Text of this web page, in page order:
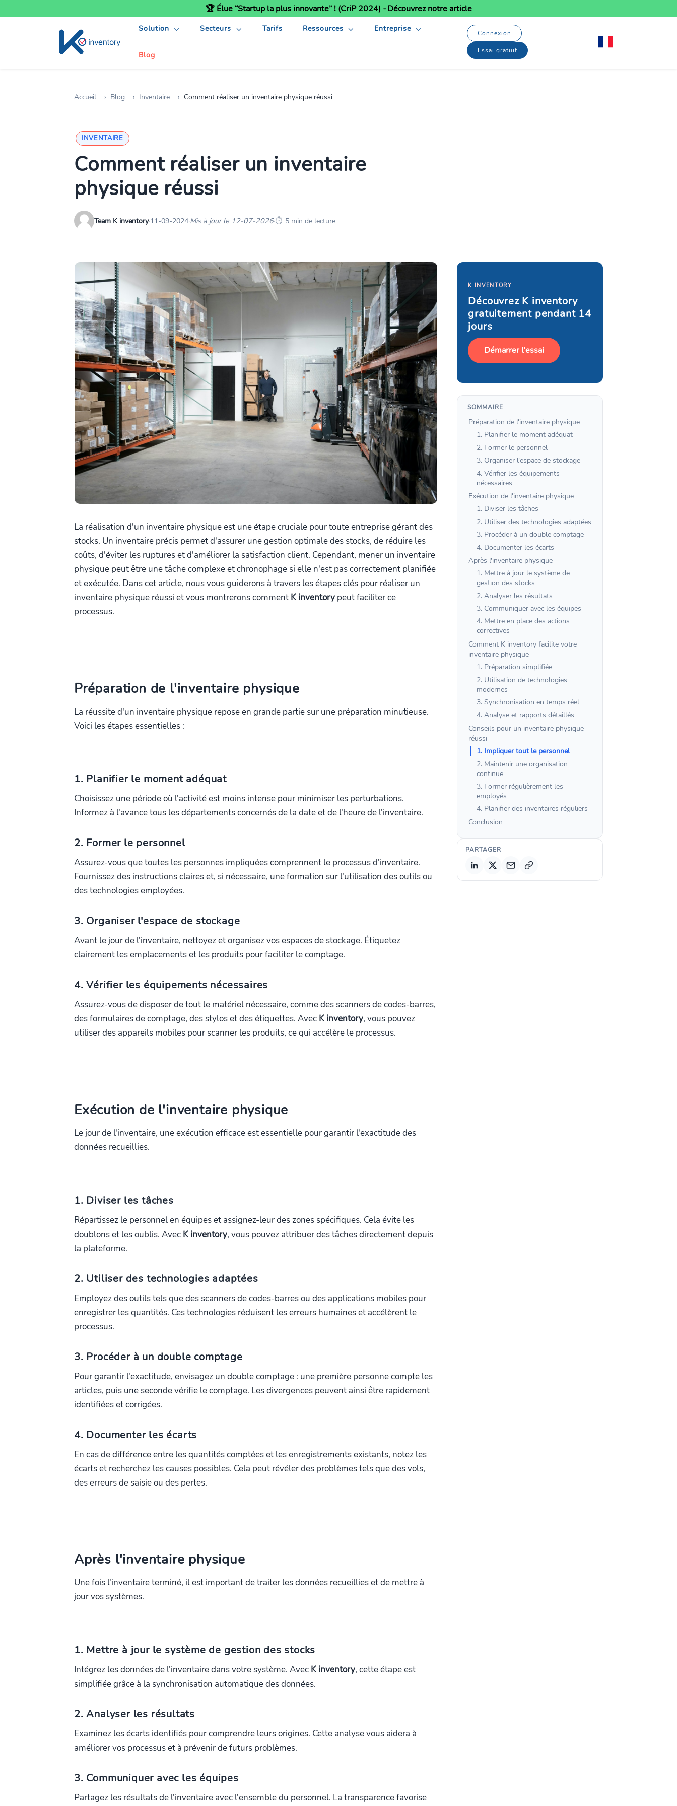
🏆 Élue “Startup la plus innovante” ! (CriP 2024) -Découvrez notre article
Solution Secteurs Tarifs Ressources Entreprise
Blog
Connexion
Essai gratuit
Accueil Blog Inventaire Comment réaliser un inventaire physique réussi
INVENTAIRE
Comment réaliser un inventaire
physique réussi
Team K inventory·11-09-2024·Mis à jour le 12-07-2026· 5 min de lecture
La réalisation d'un inventaire physique est une étape cruciale pour toute entreprise gérant des
stocks. Un inventaire précis permet d'assurer une gestion optimale des stocks, de réduire les
coûts, d'éviter les ruptures et d'améliorer la satisfaction client. Cependant, mener un inventaire
physique peut être une tâche complexe et chronophage si elle n'est pas correctement planifiée
et exécutée. Dans cet article, nous vous guiderons à travers les étapes clés pour réaliser un
inventaire physique réussi et vous montrerons comment K inventory peut faciliter ce
processus.
Préparation de l'inventaire physique
La réussite d'un inventaire physique repose en grande partie sur une préparation minutieuse.
Voici les étapes essentielles :
1. Planifier le moment adéquat
Choisissez une période où l'activité est moins intense pour minimiser les perturbations.
Informez à l'avance tous les départements concernés de la date et de l'heure de l'inventaire.
2. Former le personnel
Assurez-vous que toutes les personnes impliquées comprennent le processus d'inventaire.
Fournissez des instructions claires et, si nécessaire, une formation sur l'utilisation des outils ou
des technologies employées.
3. Organiser l'espace de stockage
Avant le jour de l'inventaire, nettoyez et organisez vos espaces de stockage. Étiquetez
clairement les emplacements et les produits pour faciliter le comptage.
4. Vérifier les équipements nécessaires
Assurez-vous de disposer de tout le matériel nécessaire, comme des scanners de codes-barres,
des formulaires de comptage, des stylos et des étiquettes. Avec K inventory, vous pouvez
utiliser des appareils mobiles pour scanner les produits, ce qui accélère le processus.
Exécution de l'inventaire physique
Le jour de l'inventaire, une exécution efficace est essentielle pour garantir l'exactitude des
données recueillies.
1. Diviser les tâches
Répartissez le personnel en équipes et assignez-leur des zones spécifiques. Cela évite les
doublons et les oublis. Avec K inventory, vous pouvez attribuer des tâches directement depuis
la plateforme.
2. Utiliser des technologies adaptées
Employez des outils tels que des scanners de codes-barres ou des applications mobiles pour
enregistrer les quantités. Ces technologies réduisent les erreurs humaines et accélèrent le
processus.
3. Procéder à un double comptage
Pour garantir l'exactitude, envisagez un double comptage : une première personne compte les
articles, puis une seconde vérifie le comptage. Les divergences peuvent ainsi être rapidement
identifiées et corrigées.
4. Documenter les écarts
En cas de différence entre les quantités comptées et les enregistrements existants, notez les
écarts et recherchez les causes possibles. Cela peut révéler des problèmes tels que des vols,
des erreurs de saisie ou des pertes.
Après l'inventaire physique
Une fois l'inventaire terminé, il est important de traiter les données recueillies et de mettre à
jour vos systèmes.
1. Mettre à jour le système de gestion des stocks
Intégrez les données de l'inventaire dans votre système. Avec K inventory, cette étape est
simplifiée grâce à la synchronisation automatique des données.
2. Analyser les résultats
Examinez les écarts identifiés pour comprendre leurs origines. Cette analyse vous aidera à
améliorer vos processus et à prévenir de futurs problèmes.
3. Communiquer avec les équipes
Partagez les résultats de l'inventaire avec l'ensemble du personnel. La transparence favorise
K INVENTORY
Découvrez K inventory
gratuitement pendant 14
jours
Démarrer l'essai
SOMMAIRE
Préparation de l'inventaire physique
1. Planifier le moment adéquat
2. Former le personnel
3. Organiser l'espace de stockage
4. Vérifier les équipements
nécessaires
Exécution de l'inventaire physique
1. Diviser les tâches
2. Utiliser des technologies adaptées
3. Procéder à un double comptage
4. Documenter les écarts
Après l'inventaire physique
1. Mettre à jour le système de
gestion des stocks
2. Analyser les résultats
3. Communiquer avec les équipes
4. Mettre en place des actions
correctives
Comment K inventory facilite votre
inventaire physique
1. Préparation simplifiée
2. Utilisation de technologies
modernes
3. Synchronisation en temps réel
4. Analyse et rapports détaillés
Conseils pour un inventaire physique
réussi
1. Impliquer tout le personnel
2. Maintenir une organisation
continue
3. Former régulièrement les
employés
4. Planifier des inventaires réguliers
Conclusion
PARTAGER
Copier le lien